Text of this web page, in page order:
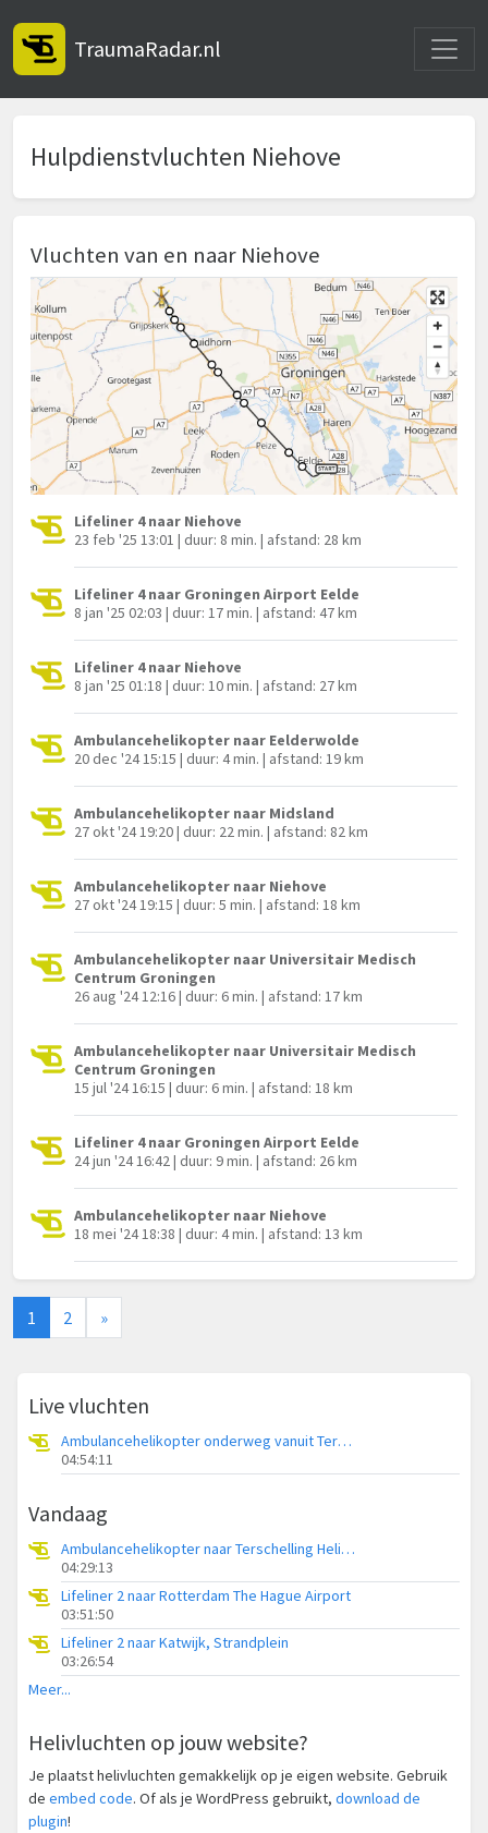
TraumaRadar.nl
Hulpdienstvluchten Niehove
Vluchten van en naar Niehove
Lifeliner 4 naar Niehove
23 feb '25 13:01 | duur: 8 min. | afstand: 28 km
Lifeliner 4 naar Groningen Airport Eelde
8 jan '25 02:03 | duur: 17 min. | afstand: 47 km
Lifeliner 4 naar Niehove
8 jan '25 01:18 | duur: 10 min. | afstand: 27 km
Ambulancehelikopter naar Eelderwolde
20 dec '24 15:15 | duur: 4 min. | afstand: 19 km
Ambulancehelikopter naar Midsland
27 okt '24 19:20 | duur: 22 min. | afstand: 82 km
Ambulancehelikopter naar Niehove
27 okt '24 19:15 | duur: 5 min. | afstand: 18 km
Ambulancehelikopter naar Universitair Medisch
Centrum Groningen
26 aug '24 12:16 | duur: 6 min. | afstand: 17 km
Ambulancehelikopter naar Universitair Medisch
Centrum Groningen
15 jul '24 16:15 | duur: 6 min. | afstand: 18 km
Lifeliner 4 naar Groningen Airport Eelde
24 jun '24 16:42 | duur: 9 min. | afstand: 26 km
Ambulancehelikopter naar Niehove
18 mei '24 18:38 | duur: 4 min. | afstand: 13 km
1 2 »
Live vluchten
Ambulancehelikopter onderweg vanuit Terschelling Heliport
04:54:11
Vandaag
Ambulancehelikopter naar Terschelling Heliport
04:29:13
Lifeliner 2 naar Rotterdam The Hague Airport
03:51:50
Lifeliner 2 naar Katwijk, Strandplein
03:26:54
Meer...
Helivluchten op jouw website?
Je plaatst helivluchten gemakkelijk op je eigen website. Gebruik
de embed code. Of als je WordPress gebruikt, download de
plugin!